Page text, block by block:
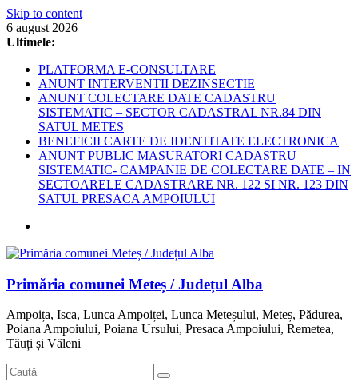
Skip to content
6 august 2026
Ultimele:
PLATFORMA E-CONSULTARE
ANUNT INTERVENTII DEZINSECTIE
ANUNT COLECTARE DATE CADASTRU
SISTEMATIC – SECTOR CADASTRAL NR.84 DIN
SATUL METES
BENEFICII CARTE DE IDENTITATE ELECTRONICA
ANUNT PUBLIC MASURATORI CADASTRU
SISTEMATIC- CAMPANIE DE COLECTARE DATE – IN
SECTOARELE CADASTRARE NR. 122 SI NR. 123 DIN
SATUL PRESACA AMPOIULUI
Primăria comunei Meteș / Județul Alba
Ampoița, Isca, Lunca Ampoiței, Lunca Meteșului, Meteș, Pădurea,
Poiana Ampoiului, Poiana Ursului, Presaca Ampoiului, Remetea,
Tăuți și Văleni